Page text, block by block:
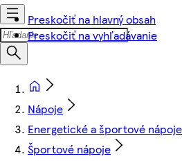
Preskočiť na hlavný obsah
Preskočiť na vyhľadávanie
Nápoje
Energetické a športové nápoje
Športové nápoje